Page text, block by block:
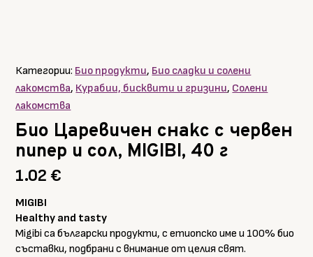
Категории: Био продукти, Био сладки и солени
лакомства, Курабии, бисквити и гризини, Солени
лакомства
Био Царевичен снакс с червен
пипер и сол, MIGIBI, 40 г
1.02€
MIGIBI
Healthy and tasty
Migibi са български продукти, с етиопско име и 100% био
съставки, подбрани с внимание от целия свят.